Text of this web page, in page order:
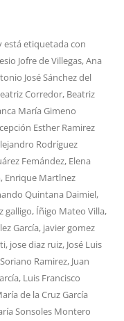
está etiquetada con
Jofre de Villegas,Ana
José Sánchez del
Corredor, Beatriz
María Gimeno
Esther Ramirez
Rodríguez
Femández, Elena
, Enrique Martlnez
Quintana Daimiel,
galligo, Íñigo Mateo Villa,
García, javier gomez
, jose diaz ruiz, José Luis
Soriano Ramirez, Juan
, Luis Francisco
de la Cruz García
Sonsoles Montero